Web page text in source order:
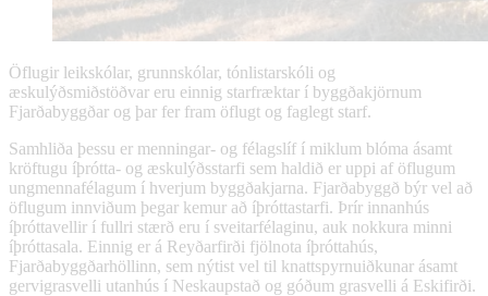
Öflugir leikskólar, grunnskólar, tónlistarskóli og
æskulýðsmiðstöðvar eru einnig starfræktar í byggðakjörnum
Fjarðabyggðar og þar fer fram öflugt og faglegt starf.
Samhliða þessu er menningar- og félagslíf í miklum blóma ásamt
kröftugu íþrótta- og æskulýðsstarfi sem haldið er uppi af öflugum
ungmennafélagum í hverjum byggðakjarna. Fjarðabyggð býr vel að
öflugum innviðum þegar kemur að íþróttastarfi. Þrír innanhús
íþróttavellir í fullri stærð eru í sveitarfélaginu, auk nokkura minni
íþróttasala. Einnig er á Reyðarfirði fjölnota íþróttahús,
Fjarðabyggðarhöllinn, sem nýtist vel til knattspyrnuiðkunar ásamt
gervigrasvelli utanhús í Neskaupstað og góðum grasvelli á Eskifirði.